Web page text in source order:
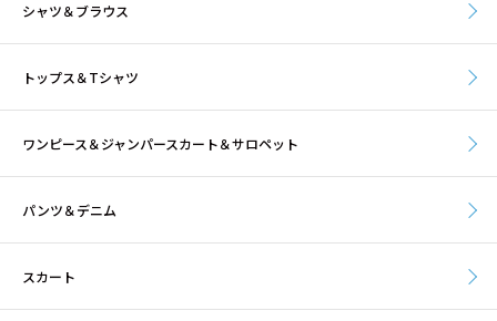
シャツ＆ブラウス
トップス＆Tシャツ
ワンピース＆ジャンパースカート＆サロペット
パンツ＆デニム
スカート